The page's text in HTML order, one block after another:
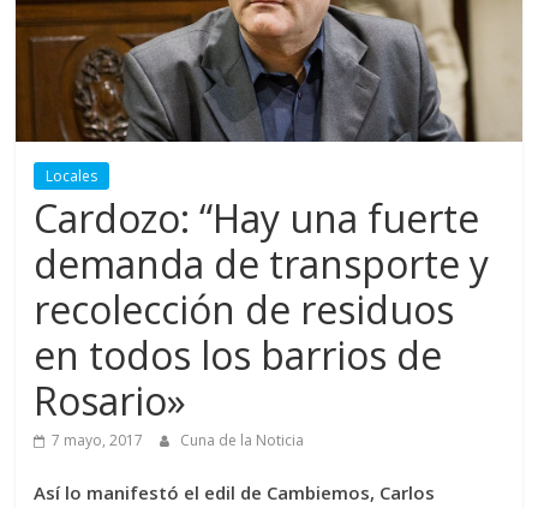
Locales
Cardozo: “Hay una fuerte
demanda de transporte y
recolección de residuos
en todos los barrios de
Rosario»
7 mayo, 2017 Cuna de la Noticia
Así lo manifestó el edil de Cambiemos, Carlos